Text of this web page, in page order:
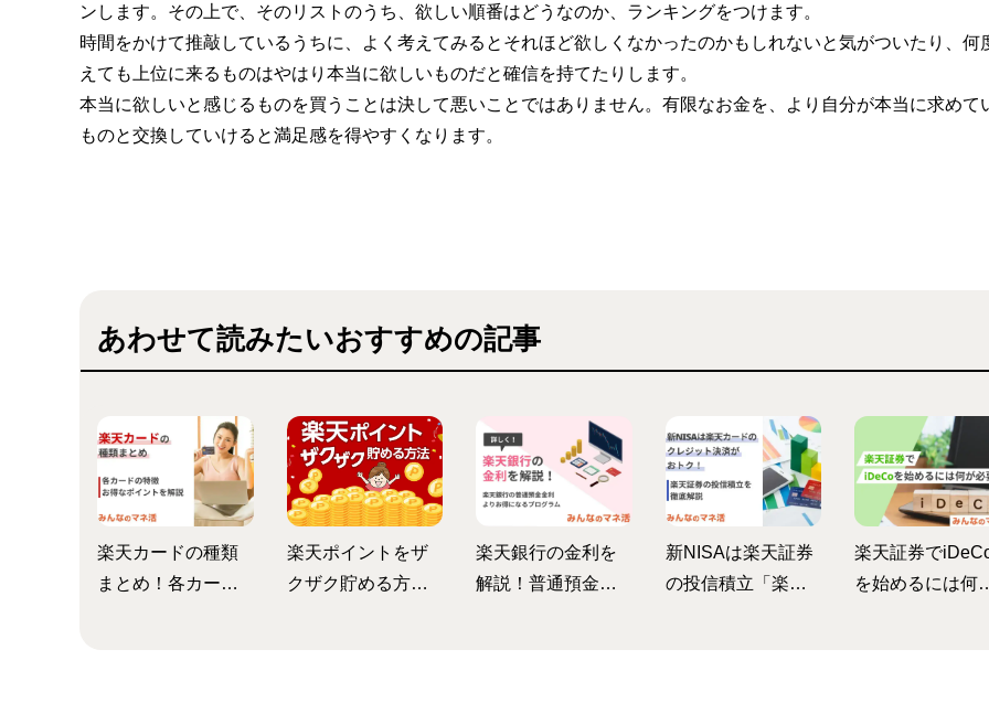
ンします。その上で、そのリストのうち、欲しい順番はどうなのか、ランキングをつけます。
時間をかけて推敲しているうちに、よく考えてみるとそれほど欲しくなかったのかもしれないと気がついたり、何
えても上位に来るものはやはり本当に欲しいものだと確信を持てたりします。
本当に欲しいと感じるものを買うことは決して悪いことではありません。有限なお金を、より自分が本当に求めて
ものと交換していけると満足感を得やすくなります。
あわせて読みたいおすすめの記事
楽天カードの種類
まとめ！各カード
楽天ポイントをザ
クザク貯める方法
楽天銀行の金利を
解説！普通預金金
新NISAは楽天証券
の投信積立「楽天
楽天証券で
を始めるには何